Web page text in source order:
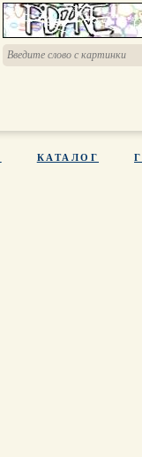
КАТАЛОГ